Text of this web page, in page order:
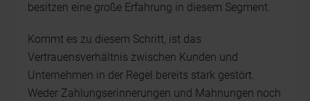
besitzen eine große Erfahrung in diesem Segment.
Kommt es zu diesem Schritt, ist das
Vertrauensverhältnis zwischen Kunden und
Unternehmen in der Regel bereits stark gestört.
Weder Zahlungserinnerungen und Mahnungen noch